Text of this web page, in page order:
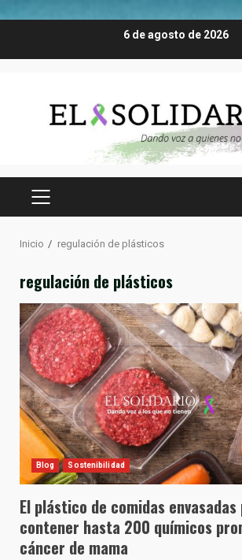
6 de agosto de 2026
MENÚ
Inicio regulación de plásticos
regulación de plásticos
Blog Sostenibilidad
El plástico de comidas envasadas
contener hasta 200 químicos
cáncer de mama